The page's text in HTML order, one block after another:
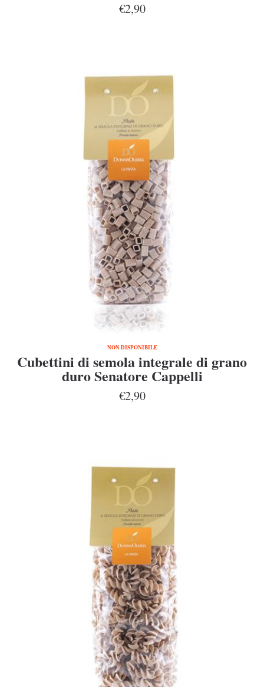
€2,90
NON DISPONIBILE
Cubettini di semola integrale di grano
duro Senatore Cappelli
€2,90